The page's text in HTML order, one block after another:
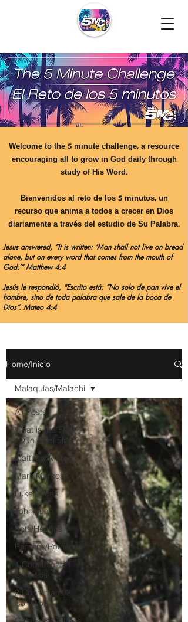
Welcome to the 5 minute challenge, a resource
encouraging all to grow in God daily through
study of His Word.
Bienvenidos al reto de los 5 minutos, un
recurso que anima a todos a crecer en Dios
diariamente a través del estudio de Su Palabra.
Jesus answered, “It is written: ‘Man shall not live on bread
alone, but on every word that comes from the mouth of
God.’” Matthew 4:4
Jesús le respondió, "Escrito está: “No solo de pan vive el
hombre, sino de toda palabra que sale de la boca de
Dios”. Mateo 4:4
Home/Inicio
All Posts
What is the 5MC?/
¿Que es el 5MC?
Matthew/Mateo
Mark/Marcos
Luke/Lucas
John/Juan
Acts/Hechos
Romans/Romanos
1 Corinthians/1
Corintios
2 Corinthians/2
Corintios
Malaquías/Malachi